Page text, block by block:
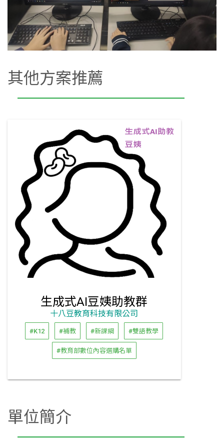
其他方案推薦
生成式AI豆姨助教群
十八豆教育科技有限公司
#K12 #補教 #新課綱 #雙語教學
#教育部數位內容選購名單
單位簡介